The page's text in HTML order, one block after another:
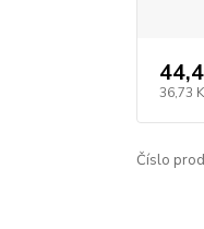
36,73
Číslo